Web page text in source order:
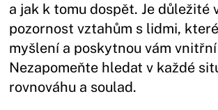
a jak k tomu dospět. Je důležité
pozornost vztahům s lidmi,
myšlení a poskytnou vám
Nezapomeňte hledat v každé
rovnováhu a soulad.